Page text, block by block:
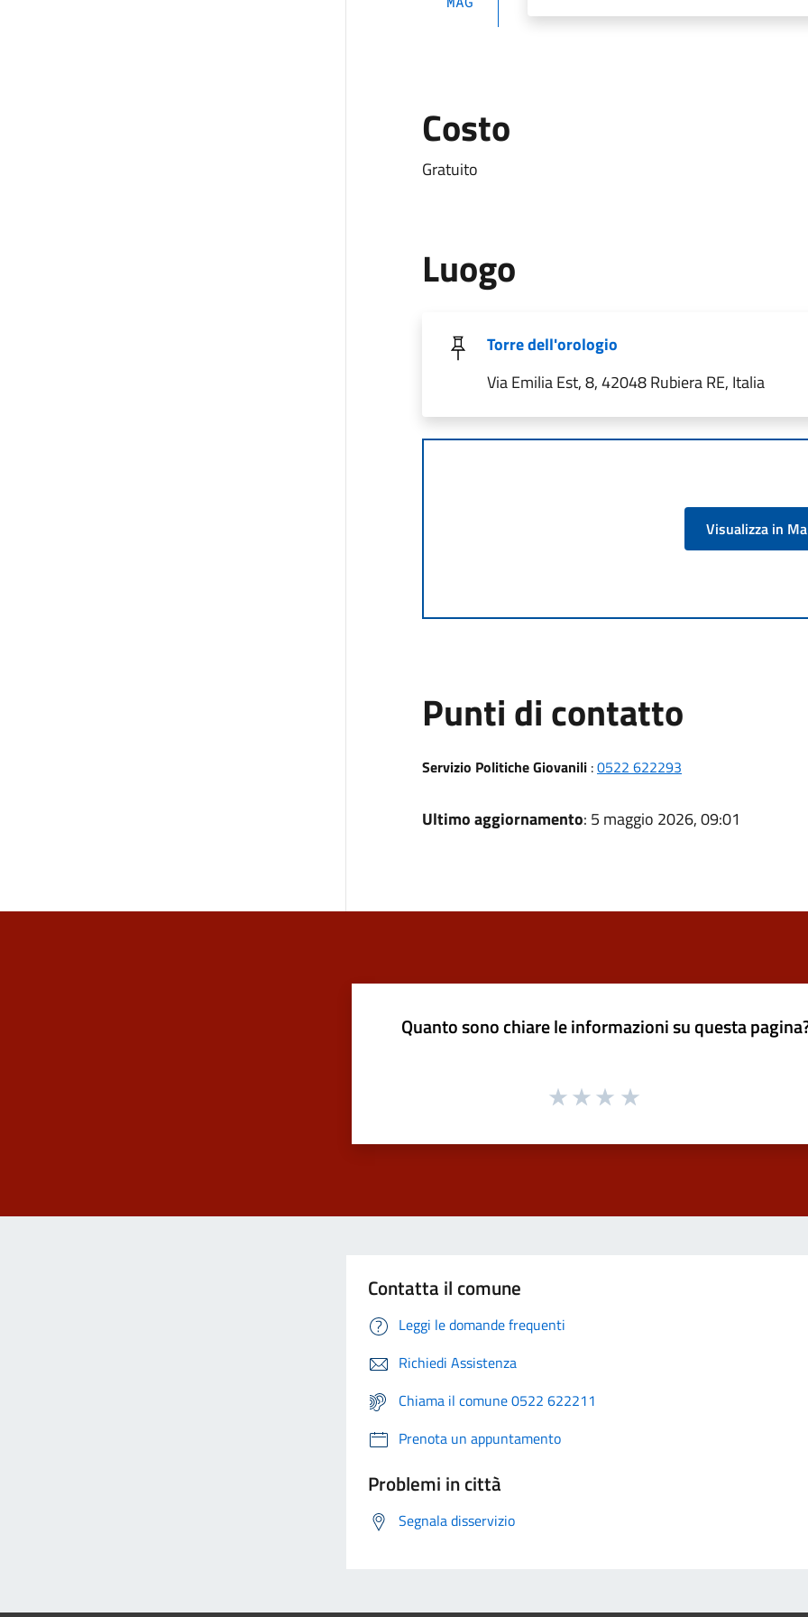
Costo
Gratuito
Luogo
Torre dell'orologio
Via Emilia Est, 8, 42048 Rubiera RE, Italia
Visualizza in
Punti di contatto
Servizio Politiche Giovanili:0522 622293
Ultimo aggiornamento: 5 maggio 2026, 09:01
Quanto sono chiare le informazioni su questa
Contatta il comune
Leggi le domande frequenti
Richiedi Assistenza
Chiama il comune 0522 622211
Prenota un appuntamento
Problemi in città
Segnala disservizio